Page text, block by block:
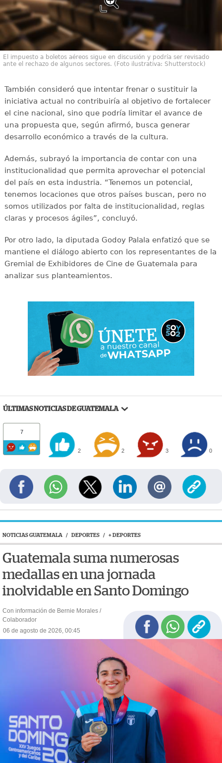
El impuesto a boletos aéreos sigue en discusión y podría ser revisado
ante el rechazo de algunos sectores. (Foto ilustrativa: Shutterstock)
También consideró que intentar frenar o sustituir la
iniciativa actual no contribuiría al objetivo de fortalecer
el cine nacional, sino que podría limitar el avance de
una propuesta que, según afirmó, busca generar
desarrollo económico a través de la cultura.
Además, subrayó la importancia de contar con una
institucionalidad que permita aprovechar el potencial
del país en esta industria. “Tenemos un potencial,
tenemos locaciones que otros países buscan, pero no
somos utilizados por falta de institucionalidad, reglas
claras y procesos ágiles”, concluyó.
Por otro lado, la diputada Godoy Palala enfatizó que se
mantiene el diálogo abierto con los representantes de la
Gremial de Exhibidores de Cine de Guatemala para
analizar sus planteamientos.
ÚLTIMAS NOTICIAS DE GUATEMALA
7
2 2 3 0
NOTICIAS GUATEMALA / DEPORTES / + DEPORTES
Guatemala suma numerosas
medallas en una jornada
inolvidable en Santo Domingo
Con información de Bernie Morales /
Colaborador
06 de agosto de 2026, 00:45